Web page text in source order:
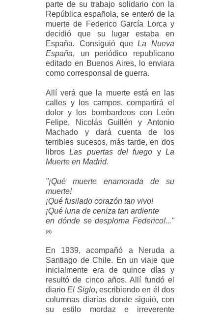
parte de su trabajo solidario con la
República española, se enteró de la
muerte de Federico García Lorca y
decidió que su lugar estaba en
España. Consiguió queLa Nueva
España, un periódico republicano
editado en Buenos Aires, lo enviara
como corresponsal de guerra.
Allí verá que la muerte está en las
calles y los campos, compartirá el
dolor y los bombardeos con León
Felipe, Nicolás Guillén y Antonio
Machado y dará cuenta de los
terribles sucesos, más tarde, en dos
librosLas puertas del fuego y La
Muerte en Madrid.
"¡Qué muerte enamorada de su
muerte!
¡Qué fusilado corazón tan vivo!
¡Qué luna de ceniza tan ardiente
en dónde se desploma Federico!..."
(8)
En 1939, acompañó a Neruda a
Santiago de Chile. En un viaje que
inicialmente era de quince días y
resultó de cinco años. Allí fundó el
diarioEl Siglo, escribiendo en él dos
columnas diarias donde siguió, con
su estilo mordaz e irreverente